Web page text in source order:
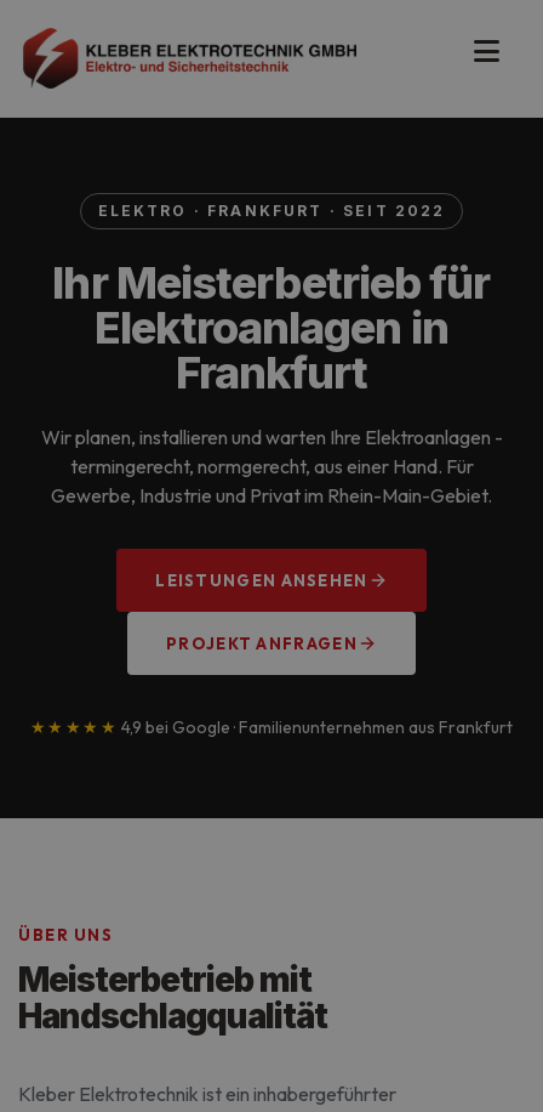
ELEKTRO · FRANKFURT · SEIT 2022
Ihr Meisterbetrieb für
Elektroanlagen in
Frankfurt
Wir planen, installieren und warten Ihre Elektroanlagen -
termingerecht, normgerecht, aus einer Hand. Für
Gewerbe, Industrie und Privat im Rhein-Main-Gebiet.
LEISTUNGEN ANSEHEN
PROJEKT ANFRAGEN
★★★★★ 4,9 bei Google · Familienunternehmen aus Frankfurt
ÜBER UNS
Meisterbetrieb mit
Handschlagqualität
Kleber Elektrotechnik ist ein inhabergeführter